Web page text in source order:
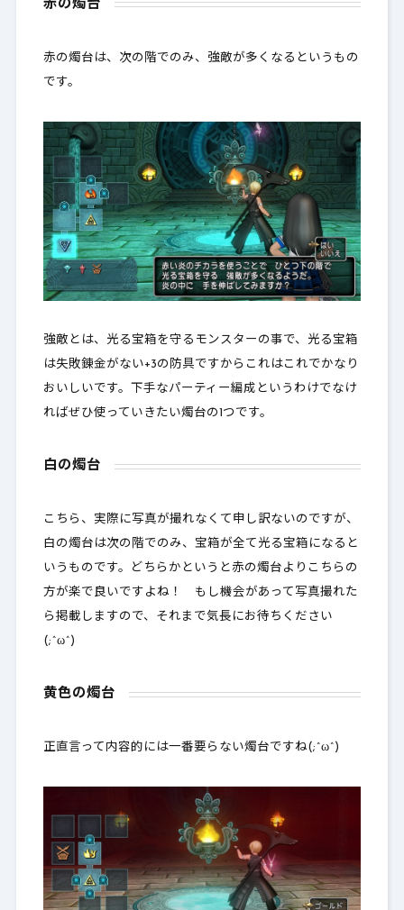
赤の燭台
赤の燭台は、 次の階でのみ、強敵が多くなる というもの
です。
強敵とは、光る宝箱を守るモンスターの事で、光る宝箱
は失敗錬金がない+3の防具ですからこれはこれでかなり
おいしいです。下手なパーティー編成というわけでなけ
ればぜひ使っていきたい燭台の1つです。
白の燭台
こちら、実際に写真が撮れなくて申し訳ないのですが、
白の燭台は次の階でのみ、宝箱が全て光る宝箱になる と
いうものです。どちらかというと赤の燭台よりこちらの
方が楽で良いですよね！ もし機会があって写真撮れた
ら掲載しますので、それまで気長にお待ちください
(;^ω^)
黄色の燭台
正直言って内容的には一番要らない燭台ですね(;^ω^)